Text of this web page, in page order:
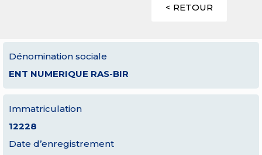
< RETOUR
Dénomination sociale
ENT NUMERIQUE RAS-BIR
Immatriculation
12228
Date d’enregistrement